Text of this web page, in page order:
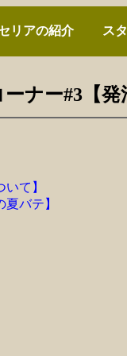
リアの紹介 ス
ナー#3【発
て】
バテ】